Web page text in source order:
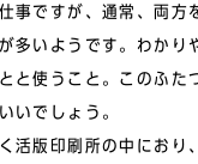
事ですが、通常、両方
多いようです。わかり
と使うこと。このふた
いでしょう。
活版印刷所の中におり